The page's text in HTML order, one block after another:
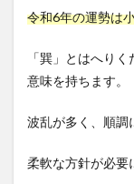
令和6年の運勢は
「巽」とはへり
意味を持ちます。
波乱が多く、順調
柔軟な方針が必要